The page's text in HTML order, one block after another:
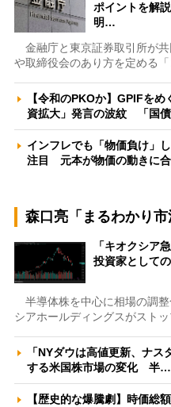
ポイントを解
明…
金融庁と東京証券取引所が
や取締役会のあり方を定める
【令和のPKOか】GPIFを
資拡大」発言の波紋 「国
インフレでも「物価負け」
注目 元本が物価の動きに
森口亮「まるわかり市
「キオクシア
投資家として
半導体株を中心に相場の調
シアホールディングスがスト
「NYダウは高値更新、ナ
する米国株市場の変化 半…
【歴史的な爆騰劇】時価総